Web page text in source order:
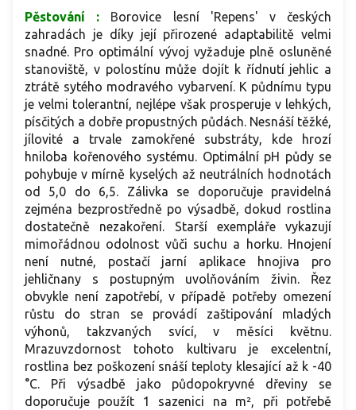
Pěstování : Borovice lesní 'Repens' v českých
zahradách je díky její přirozené adaptabilitě velmi
snadné. Pro optimální vývoj vyžaduje plně osluněné
stanoviště, v polostínu může dojít k řídnutí jehlic a
ztrátě sytého modravého vybarvení. K půdnímu typu
je velmi tolerantní, nejlépe však prosperuje v lehkých,
písčitých a dobře propustných půdách. Nesnáší těžké,
jílovité a trvale zamokřené substráty, kde hrozí
hniloba kořenového systému. Optimální pH půdy se
pohybuje v mírně kyselých až neutrálních hodnotách
od 5,0 do 6,5. Zálivka se doporučuje pravidelná
zejména bezprostředně po výsadbě, dokud rostlina
dostatečně nezakoření. Starší exempláře vykazují
mimořádnou odolnost vůči suchu a horku. Hnojení
není nutné, postačí jarní aplikace hnojiva pro
jehličnany s postupným uvolňováním živin. Řez
obvykle není zapotřebí, v případě potřeby omezení
růstu do stran se provádí zaštipování mladých
výhonů, takzvaných svící, v měsíci květnu.
Mrazuvzdornost tohoto kultivaru je excelentní,
rostlina bez poškození snáší teploty klesající až k -40
°C. Při výsadbě jako půdopokryvné dřeviny se
doporučuje použít 1 sazenici na m², při potřebě